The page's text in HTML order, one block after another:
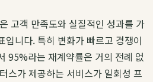
고객 만족도와 실질적인 성과를 가
입니다. 특히 변화가 빠르고 경쟁이
95%라는 재계약률은 거의 전례 없
스가 제공하는 서비스가 일회성 프